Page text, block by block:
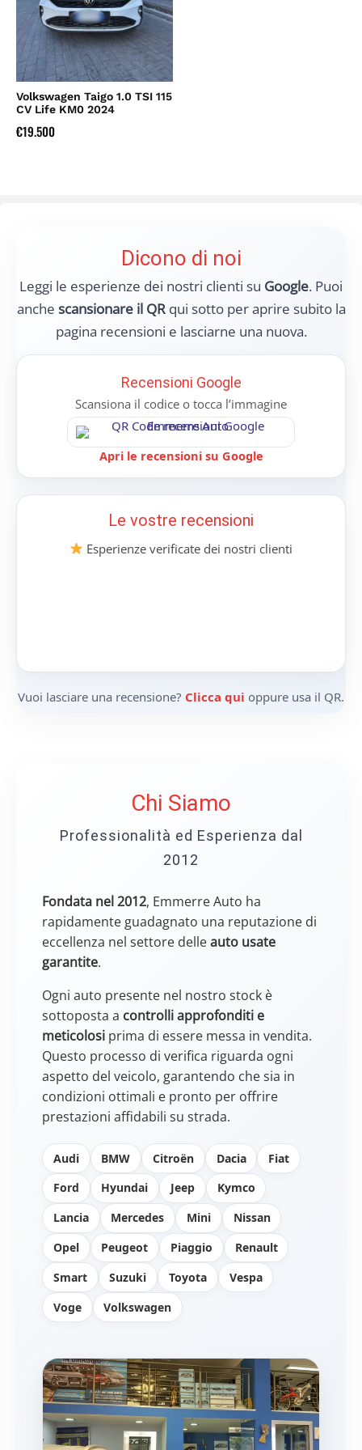
Volkswagen Taigo 1.0 TSI 115
CV Life KM0 2024
€19.500
Dicono di noi
Leggi le esperienze dei nostri clienti su Google. Puoi
anche scansionare il QRqui sotto per aprire subito la
pagina recensioni e lasciarne una nuova.
Recensioni Google
Scansiona il codice o tocca l’immagine
Apri le recensioni su Google
Le vostre recensioni
Esperienze verificate dei nostri clienti
Vuoi lasciare una recensione? Clicca qui oppure usa il QR.
Chi Siamo
Professionalità ed Esperienza dal
2012
Fondata nel 2012, Emmerre Auto ha
rapidamente guadagnato una reputazione di
eccellenza nel settore delleauto usate
garantite.
Ogni auto presente nel nostro stock è
sottoposta a controlli approfonditi e
meticolosi prima di essere messa in vendita.
Questo processo di verifica riguarda ogni
aspetto del veicolo, garantendo che sia in
condizioni ottimali e pronto per offrire
prestazioni affidabili su strada.
Audi BMW Citroën Dacia
Fiat
Ford
Hyundai Jeep
Kymco
Lancia
Mercedes Mini
Nissan
Opel
Peugeot Piaggio
Renault
Smart
Suzuki Toyota
Vespa
Voge
Volkswagen